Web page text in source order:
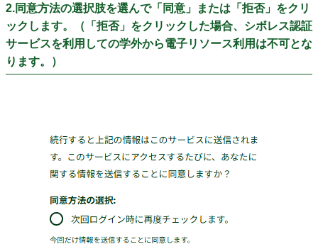
2.同意方法の選択肢を選んで「同意」または「拒否」をクリ
ックします。（「拒否」をクリックした場合、シボレス認証
サービスを利用しての学外から電子リソース利用は不可とな
ります。）